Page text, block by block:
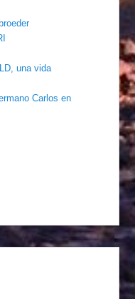
una vida
Carlos en